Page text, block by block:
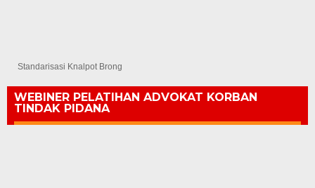
Standarisasi Knalpot Brong
WEBINER PELATIHAN ADVOKAT KORBAN
TINDAK PIDANA